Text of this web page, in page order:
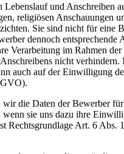
und Anschreiben
religiösen Anschauungen
Sie sind nicht für eine
dennoch entsprechende
Verarbeitung im Rahmen der
nicht verhindern.
auch auf der Einwilligung
wir die Daten der Bewerber
wenn sie uns dazu ihre
Rechtsgrundlage Art. 6 Abs.